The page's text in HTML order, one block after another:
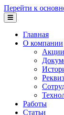
Перейти к
Главная
О компании
Акции
Работы
Статьи